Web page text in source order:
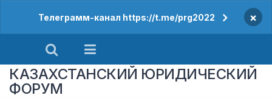
Телеграмм-канал https://t.me/prg2022 ×
КАЗАХСТАНСКИЙ ЮРИДИЧЕСКИЙ
ФОРУМ